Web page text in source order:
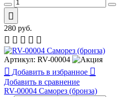
280 руб.
Артикул: RV-00004
Добавить в избранное
Добавить в сравнение
RV-00004 Саморез (бронза)